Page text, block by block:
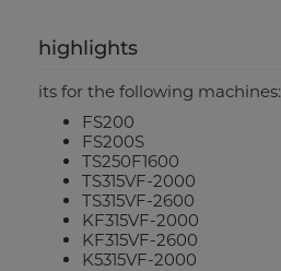
highlights
its for the following machines:
FS200
FS200S
TS250F1600
TS315VF-2000
TS315VF-2600
KF315VF-2000
KF315VF-2600
K5315VF-2000